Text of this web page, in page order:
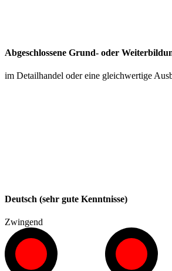
Abgeschlossene Grund- oder
im Detailhandel oder eine gleichwertige
Deutsch (sehr gute Kenntnisse)
Zwingend